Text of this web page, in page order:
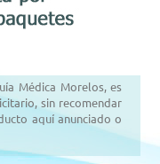
Médica Morelos, es
sin recomendar
aquí anunciado o